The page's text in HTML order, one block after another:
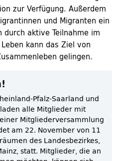
zur Verfügung. Außerdem
und Migranten ein
aktive Teilnahme im
kann das Ziel von
gelingen.
Pfalz-Saarland und
alle Mitglieder mit
Mitgliederversammlung
am 22. November von 11
des Landesbezirkes,
statt. Mitglieder, die an